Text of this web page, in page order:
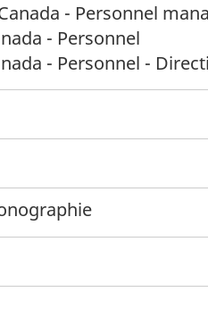
- Personnel
- Personnel
- Personnel -